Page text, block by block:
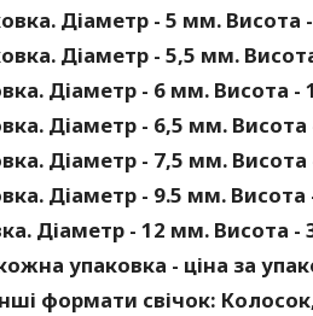
Діаметр - 5 мм. Висота
Діаметр - 5,5 мм.
Діаметр - 6 мм. Висота -
Діаметр - 6,5 мм. Висота
Діаметр - 7,5 мм. Висота
Діаметр - 9.5 мм. Висота
Діаметр - 12 мм. Висота -
упаковка - ціна за
формати свічок: